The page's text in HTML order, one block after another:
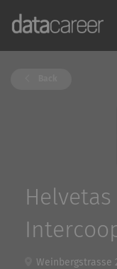
Helvetas
Weinbergstrasse